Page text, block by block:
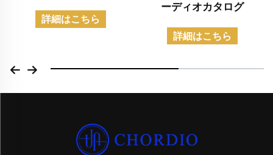
詳細はこちら
ーディオカタログ
詳細はこちら